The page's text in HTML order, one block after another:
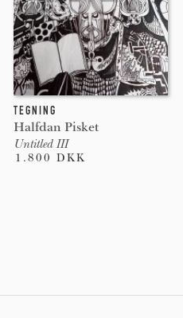
TEGNING
Halfdan Pisket
Untitled III
1.800 DKK